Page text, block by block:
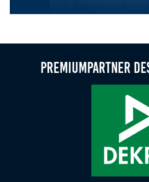
Premiumpartner
Um Inhalte von
Diensten anzeigen zu
Cookies gesetzt. Die